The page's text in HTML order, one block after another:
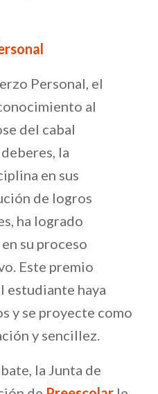
Personal, el
al
del cabal
la
en sus
de logros
ha logrado
su proceso
Este premio
estudiante haya
y se proyecte como
y sencillez.
la Junta de